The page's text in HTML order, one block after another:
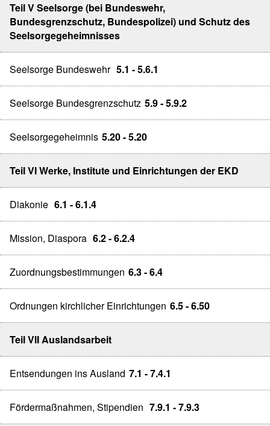
Teil V Seelsorge (bei Bundeswehr,
Bundesgrenzschutz, Bundespolizei) und Schutz des
Seelsorgegeheimnisses
Seelsorge Bundeswehr 5.1 - 5.6.1
Seelsorge Bundesgrenzschutz 5.9 - 5.9.2
Seelsorgegeheimnis 5.20 - 5.20
Teil VI Werke, Institute und Einrichtungen der EKD
Diakonie 6.1 - 6.1.4
Mission, Diaspora 6.2 - 6.2.4
Zuordnungsbestimmungen 6.3 - 6.4
Ordnungen kirchlicher Einrichtungen 6.5 - 6.50
Teil VII Auslandsarbeit
Entsendungen ins Ausland 7.1 - 7.4.1
Fördermaßnahmen, Stipendien 7.9.1 - 7.9.3